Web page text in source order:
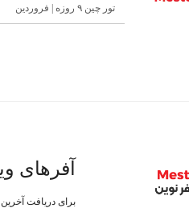
تور چین ۹ روزه | فروردین
آفرهای
برای دریافت